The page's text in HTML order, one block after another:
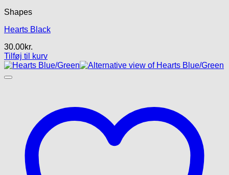
Shapes
Hearts Black
30.00kr.
Tilføj til kurv